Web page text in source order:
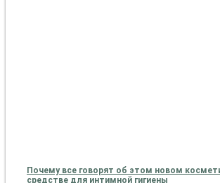
Почему все говорят об этом новом
средстве для интимной гигиены